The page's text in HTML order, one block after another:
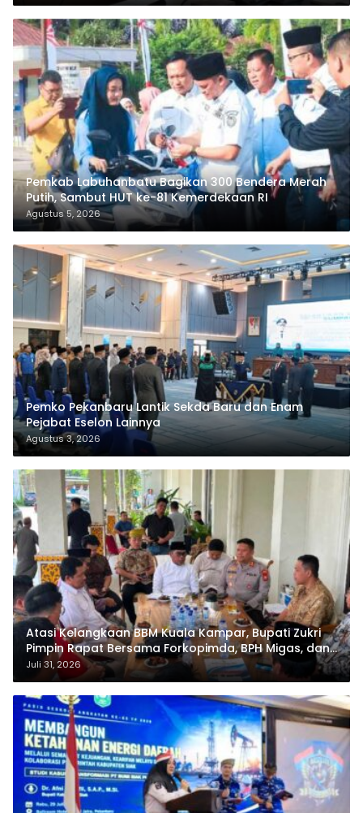
Pemkab Labuhanbatu Bagikan 300 Bendera Merah
Putih, Sambut HUT ke-81 Kemerdekaan RI
Agustus 5, 2026
Pemko Pekanbaru Lantik Sekda Baru dan Enam
Pejabat Eselon Lainnya
Agustus 3, 2026
Atasi Kelangkaan BBM Kuala Kampar, Bupati Zukri
Pimpin Rapat Bersama Forkopimda, BPH Migas, dan
Pertamina
Juli 31, 2026